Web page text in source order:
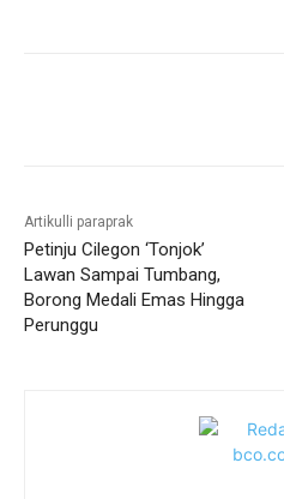
Artikulli paraprak
Petinju Cilegon ‘Tonjok’
Lawan Sampai Tumbang,
Borong Medali Emas Hingga
Perunggu